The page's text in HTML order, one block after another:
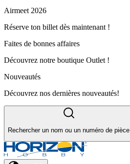
Airmeet 2026
Réserve ton billet dès maintenant !
Faites de bonnes affaires
Découvrez notre boutique Outlet !
Nouveautés
Découvrez nos dernières nouveautés!
Rechercher un nom ou un numéro de pièce